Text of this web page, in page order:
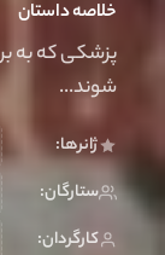
خلاصه داستان
پزشکی که به
شوند...
ژانرها:
ستارگان:
کارگردان: